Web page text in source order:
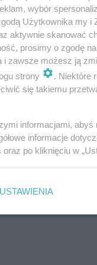
zyskuje coraz
września pod
miejscowości.
disco polo, pop,
Urzędem
najwięcej czasu
wybór
Użytkownika my
aktywnie skanować
prosimy o zgodę
i zawsze możesz ją
strony
. Niektóre
się takiemu
informacjami,
informacje
oraz po kliknięciu w
USTAWIENIA